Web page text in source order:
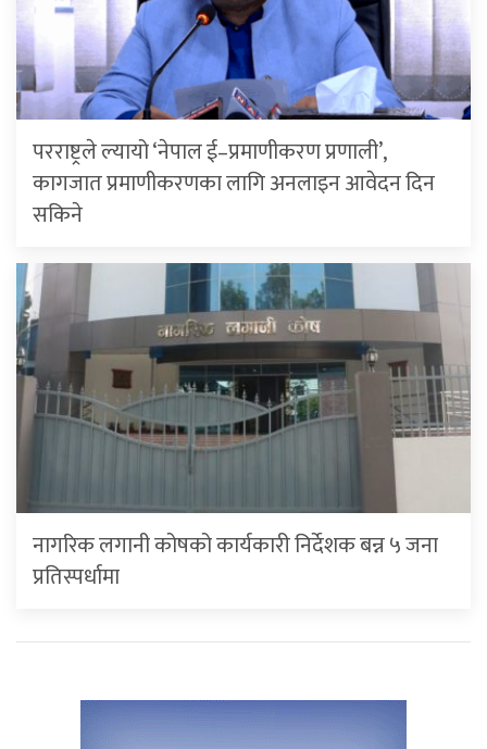
परराष्ट्रले ल्यायो ‘नेपाल ई–प्रमाणीकरण प्रणाली’,
कागजात प्रमाणीकरणका लागि अनलाइन आवेदन दिन
सकिने
नागरिक लगानी कोषको कार्यकारी निर्देशक बन्न ५ जना
प्रतिस्पर्धामा